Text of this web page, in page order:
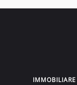
IMMOBILIARE